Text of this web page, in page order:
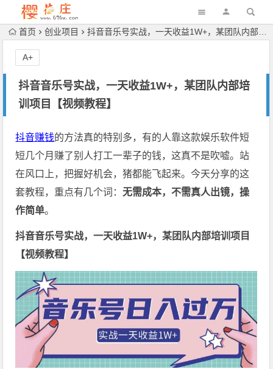
首页 创业项目 抖音音乐号实战，一天收益1W+，某团队内部培训项目【视频教程】
抖音音乐号实战，一天收益1W+，某团队内部培
训项目【视频教程】
A+
抖音赚钱的方法真的特别多，有的人靠这款娱乐软件短
短几个月赚了别人打工一辈子的钱，这真不是吹嘘。站
在风口上，把握好机会，猪都能飞起来。今天分享的这
套教程，重点有几个词：无需成本，不需真人出镜，操
作简单。
抖音音乐号实战，一天收益1W+，某团队内部培训项目
【视频教程】